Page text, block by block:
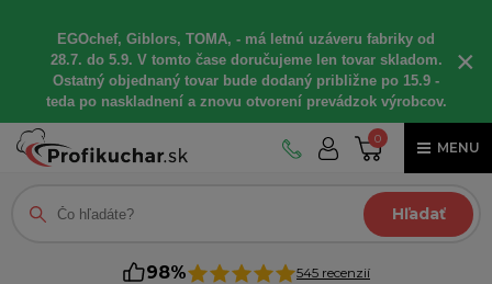
EGOchef, Giblors, TOMA, - má letnú uzáveru fabriky od
28.7. do 5.9. V tomto čase doručujeme len tovar skladom.
Ostatný objednaný tovar bude dodaný približne po 15.9 -
teda po naskladnení a znovu otvorení prevádzok výrobcov.
×
0
MENU
Hľadať
98% 545 recenzií